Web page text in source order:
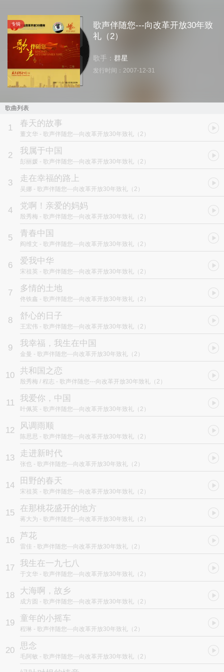
专辑
歌声伴随您---向改革开放30年致
礼（2）
歌手： 群星
发行时间： 2007-12-31
歌曲列表
1 春天的故事
董文华 - 歌声伴随您---向改革开放30年致礼（2）
2 我属于中国
彭丽媛 - 歌声伴随您---向改革开放30年致礼（2）
3 走在幸福的路上
吴娜 - 歌声伴随您---向改革开放30年致礼（2）
4 党啊！亲爱的妈妈
殷秀梅 - 歌声伴随您---向改革开放30年致礼（2）
5 青春中国
阎维文 - 歌声伴随您---向改革开放30年致礼（2）
6 爱我中华
宋祖英 - 歌声伴随您---向改革开放30年致礼（2）
7 多情的土地
佟铁鑫 - 歌声伴随您---向改革开放30年致礼（2）
8 舒心的日子
王宏伟 - 歌声伴随您---向改革开放30年致礼（2）
9 我幸福，我生在中国
金曼 - 歌声伴随您---向改革开放30年致礼（2）
10 共和国之恋
殷秀梅 / 程志 - 歌声伴随您---向改革开放30年致礼（2）
11 我爱你，中国
叶佩英 - 歌声伴随您---向改革开放30年致礼（2）
12 风调雨顺
陈思思 - 歌声伴随您---向改革开放30年致礼（2）
13 走进新时代
张也 - 歌声伴随您---向改革开放30年致礼（2）
14 田野的春天
宋祖英 - 歌声伴随您---向改革开放30年致礼（2）
15 在那桃花盛开的地方
蒋大为 - 歌声伴随您---向改革开放30年致礼（2）
16 芦花
雷佳 - 歌声伴随您---向改革开放30年致礼（2）
17 我生在一九七八
于文华 - 歌声伴随您---向改革开放30年致礼（2）
18 大海啊，故乡
成方圆 - 歌声伴随您---向改革开放30年致礼（2）
19 童年的小摇车
程琳 - 歌声伴随您---向改革开放30年致礼（2）
20 思念
毛阿敏 - 歌声伴随您---向改革开放30年致礼（2）